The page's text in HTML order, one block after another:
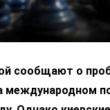
сообщают о